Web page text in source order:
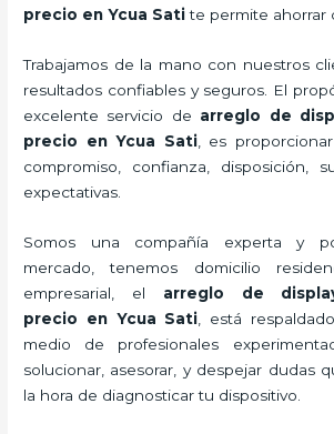
precio en Ycua Satite permite ahorrar
Trabajamos de la mano con nuestros
resultados confiables y seguros. El
excelente servicio de arreglo de
precio en Ycua Sati, es
compromiso, confianza, disposición,
expectativas.
Somos una compañía experta y
mercado, tenemos domicilio
empresarial, el arreglo de
precio en Ycua Sati , está
medio de profesionales
solucionar, asesorar, y despejar dudas
la hora de diagnosticar tu dispositivo.